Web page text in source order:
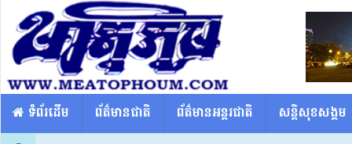
​​ ទំព័រដើម ព័ត៌មានជាតិ ព័ត៌មានអន្តរជាតិ សន្តិសុខសង្គម